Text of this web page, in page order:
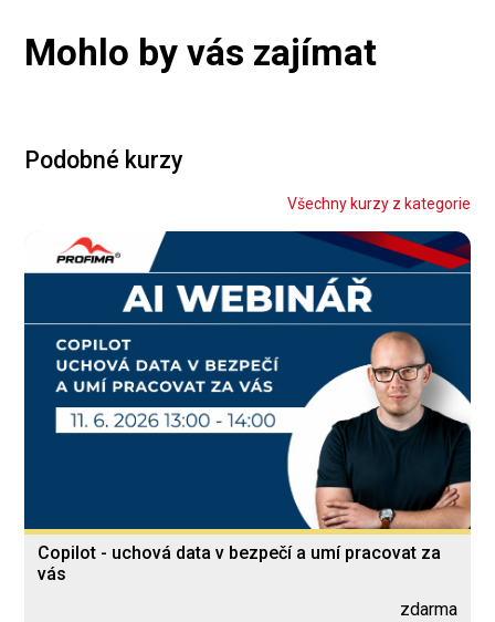
Mohlo by vás zajímat
Podobné kurzy
Všechny kurzy z kategorie
Copilot - uchová data v bezpečí a umí pracovat za
vás
zdarma